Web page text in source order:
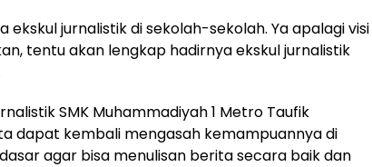
ekskul jurnalistik di sekolah-sekolah. Ya apalagi visi
tentu akan lengkap hadirnya ekskul jurnalistik
SMK Muhammadiyah 1 Metro Taufik
dapat kembali mengasah kemampuannya di
agar bisa menulisan berita secara baik dan